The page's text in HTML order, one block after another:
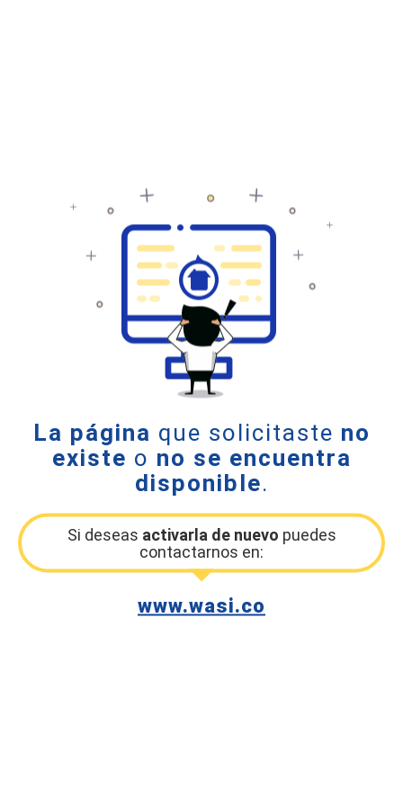
La página que solicitaste no
existe o no se encuentra
disponible.
Si deseas activarla de nuevo puedes
contactarnos en:
www.wasi.co